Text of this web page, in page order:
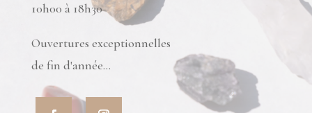
10h00 à 18h30
Ouvertures exceptionnelles
de fin d'année...